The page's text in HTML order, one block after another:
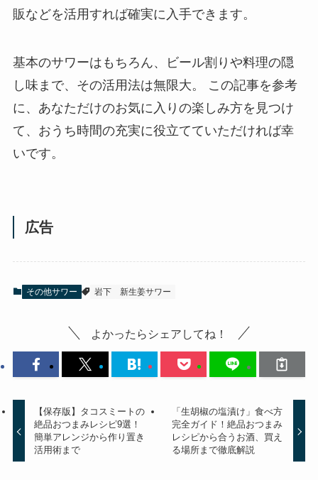
販などを活用すれば確実に入手できます。
基本のサワーはもちろん、ビール割りや料理の隠
し味まで、その活用法は無限大。 この記事を参考
に、あなただけのお気に入りの楽しみ方を見つけ
て、おうち時間の充実に役立てていただければ幸
いです。
広告
その他サワー 岩下 新生姜サワー
よかったらシェアしてね！
【保存版】タコスミートの
絶品おつまみレシピ9選！
簡単アレンジから作り置き
活用術まで
「生胡椒の塩漬け」食べ方
完全ガイド！絶品おつまみ
レシピから合うお酒、買え
る場所まで徹底解説